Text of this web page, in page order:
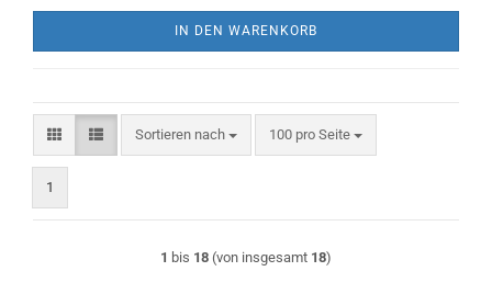
IN DEN WARENKORB
Sortieren nach
Sortieren nach 100 pro Seite
pro Seite
1
1 bis 18 (von insgesamt 18)